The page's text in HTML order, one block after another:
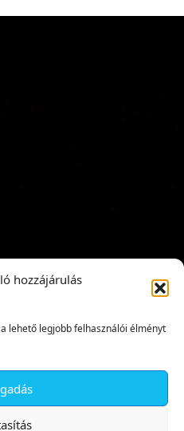
hozzájárulás
lehető legjobb felhasználói élményt
✕